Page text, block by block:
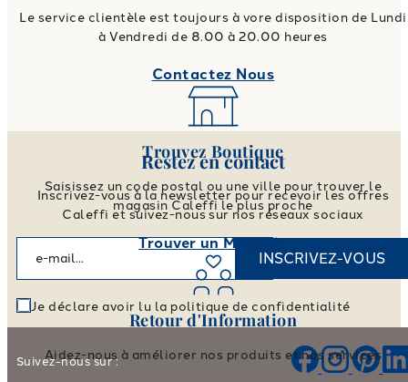
Le service clientèle est toujours à vore disposition de Lundi
à Vendredi de 8.00 à 20.00 heures
Contactez Nous
Trouvez Boutique
Saisissez un code postal ou une ville pour trouver le
magasin Caleffi le plus proche
Trouver un Magasin
Retour d'Information
Aidez-nous à améliorer nos produits et nos services
Restez en contact
Inscrivez-vous à la newsletter pour recevoir les offres
Caleffi et suivez-nous sur nos réseaux sociaux
INSCRIVEZ-VOUS
Je déclare avoir lu la politique de confidentialité
Suivez-nous sur :